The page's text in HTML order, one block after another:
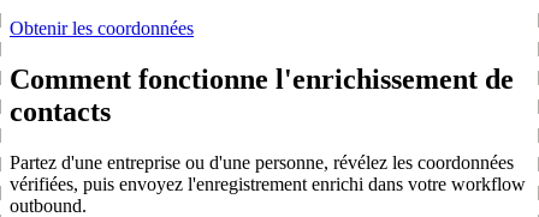
Obtenir les coordonnées
Comment fonctionne l'enrichissement de
contacts
Partez d'une entreprise ou d'une personne, révélez les coordonnées
vérifiées, puis envoyez l'enregistrement enrichi dans votre workflow
outbound.